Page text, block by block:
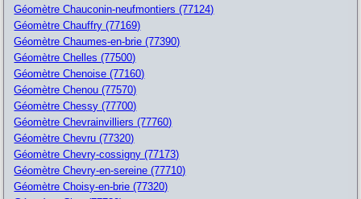
Géomètre Chauconin-neufmontiers (77124)
Géomètre Chauffry (77169)
Géomètre Chaumes-en-brie (77390)
Géomètre Chelles (77500)
Géomètre Chenoise (77160)
Géomètre Chenou (77570)
Géomètre Chessy (77700)
Géomètre Chevrainvilliers (77760)
Géomètre Chevru (77320)
Géomètre Chevry-cossigny (77173)
Géomètre Chevry-en-sereine (77710)
Géomètre Choisy-en-brie (77320)